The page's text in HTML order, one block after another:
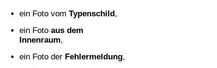
ein Foto vom Typenschild ,
ein Foto aus dem
Innenraum,
ein Foto der Fehlermeldung,